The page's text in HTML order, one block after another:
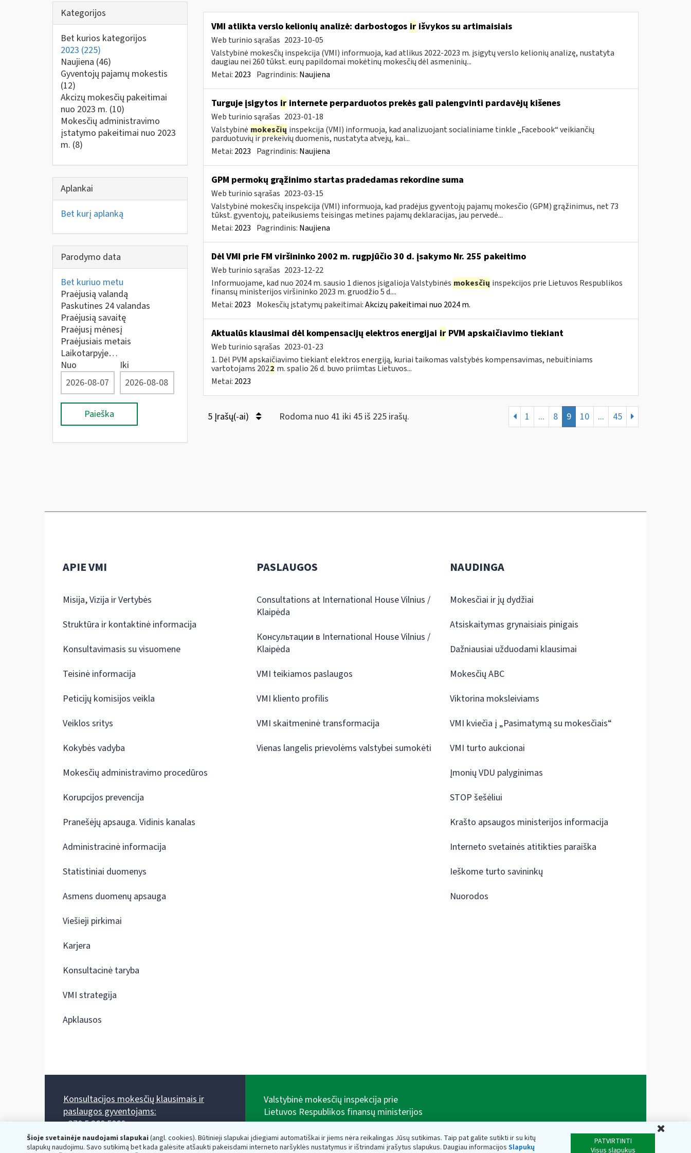
Kategorijos
Bet kurios kategorijos
2023 (225)
Naujiena (46)
Gyventojų pajamų mokestis
(12)
Akcizų mokesčių pakeitimai
nuo 2023 m. (10)
Mokesčių administravimo
įstatymo pakeitimai nuo 2023
m. (8)
Aplankai
Bet kurį aplanką
Parodymo data
Bet kuriuo metu
Praėjusią valandą
Paskutines 24 valandas
Praėjusią savaitę
Praėjusį mėnesį
Praėjusiais metais
Laikotarpyje…
Nuo
Iki
Paieška
VMI atlikta verslo kelionių analizė: darbostogos irišvykos su artimaisiais
Web turinio sąrašas 2023-10-05
Valstybinė mokesčių inspekcija (VMI) informuoja, kad atlikus 2022-2023 m. įsigytų verslo kelionių analizę, nustatyta
daugiau nei 260 tūkst. eurų papildomai mokėtinų mokesčių dėl asmeninių...
Metai: 2023 Pagrindinis: Naujiena
Turguje įsigytos irinternete perparduotos prekės gali palengvinti pardavėjų kišenes
Web turinio sąrašas 2023-01-18
Valstybinė mokesčių inspekcija (VMI) informuoja, kad analizuojant socialiniame tinkle „Facebook“ veikiančių
parduotuvių ir prekeivių duomenis, nustatyta atvejų, kai...
Metai: 2023 Pagrindinis: Naujiena
GPM permokų grąžinimo startas pradedamas rekordine suma
Web turinio sąrašas 2023-03-15
Valstybinė mokesčių inspekcija (VMI) informuoja, kad pradėjus gyventojų pajamų mokesčio (GPM) grąžinimus, net 73
tūkst. gyventojų, pateikusiems teisingas metines pajamų deklaracijas, jau pervedė...
Metai: 2023 Pagrindinis: Naujiena
Dėl VMI prie FM viršininko 2002 m. rugpjūčio 30 d. įsakymo Nr. 255 pakeitimo
Web turinio sąrašas 2023-12-22
Informuojame, kad nuo 2024 m. sausio 1 dienos įsigalioja Valstybinės mokesčių inspekcijos prie Lietuvos Respublikos
finansų ministerijos viršininko 2023 m. gruodžio 5 d....
Metai: 2023 Mokesčių įstatymų pakeitimai:Akcizų pakeitimai nuo 2024 m.
Aktualūs klausimai dėl kompensacijų elektros energijai irPVM apskaičiavimo tiekiant
Web turinio sąrašas 2023-01-23
1. Dėl PVM apskaičiavimo tiekiant elektros energiją, kuriai taikomas valstybės kompensavimas, nebuitiniams
vartotojams 2022 m. spalio 26 d. buvo priimtas Lietuvos...
Metai: 2023
5 Įrašų(-ai) Rodoma nuo 41 iki 45 iš 225 irašų. 1 ... 8 9 10 ... 45
Šioje svetainėje naudojami slapukai(angl. cookies). Būtinieji slapukai įdiegiami automatiškai ir jiems nėra reikalingas Jūsų sutikimas. Taip pat galite sutikti ir su kitų
slapukų naudojimu. Savo sutikimą bet kada galėsite atšaukti pakeisdami interneto naršyklės nustatymus ir ištrindami įrašytus slapukus. Daugiau informacijos Slapukų
PATVIRTINTI
Visus slapukus
APIE VMI
Misija, Vizija ir Vertybės
Struktūra ir kontaktinė informacija
Konsultavimasis su visuomene
Teisinė informacija
Peticijų komisijos veikla
Veiklos sritys
Kokybės vadyba
Mokesčių administravimo procedūros
Korupcijos prevencija
Pranešėjų apsauga. Vidinis kanalas
Administracinė informacija
Statistiniai duomenys
Asmens duomenų apsauga
Viešieji pirkimai
Karjera
Konsultacinė taryba
VMI strategija
Apklausos
PASLAUGOS
Consultations at International House Vilnius /
Klaipėda
Консультации в International House Vilnius /
Klaipėda
VMI teikiamos paslaugos
VMI kliento profilis
VMI skaitmeninė transformacija
Vienas langelis prievolėms valstybei sumokėti
NAUDINGA
Mokesčiai ir jų dydžiai
Atsiskaitymas grynaisiais pinigais
Dažniausiai užduodami klausimai
Mokesčių ABC
Viktorina moksleiviams
VMI kviečia į „Pasimatymą su mokesčiais“
VMI turto aukcionai
Įmonių VDU palyginimas
STOP šešėliui
Krašto apsaugos ministerijos informacija
Interneto svetainės atitikties paraiška
Ieškome turto savininkų
Nuorodos
Konsultacijos mokesčių klausimais ir
paslaugos gyventojams:
+370 5 260 5060
Darbo laikas: I-IV 8.00-17.00, V 8.00-15.45.
Prieššventinę dieną - viena valanda trumpiau.
Valstybinė mokesčių inspekcija prie
Lietuvos Respublikos finansų ministerijos
adresas: Vasario 16-osios g. 14, 01107 Vilnius, Lietuva,
el.paštas:vmi@vmi.lt, E. pristatymo dėžutės adresas